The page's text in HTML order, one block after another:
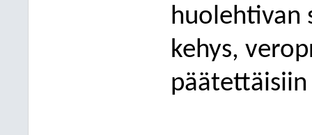
huolehtivan
kehys,
päätettäisiin